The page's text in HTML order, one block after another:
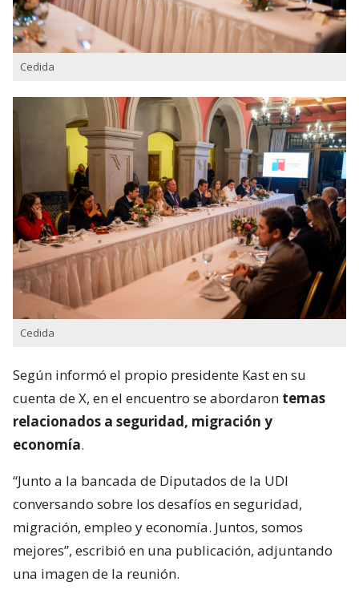
Cedida
Cedida
Según informó el propio presidente Kast en su
cuenta de X, en el encuentro se abordaron temas
relacionados a seguridad, migración y
economía.
“Junto a la bancada de Diputados de la UDI
conversando sobre los desafíos en seguridad,
migración, empleo y economía. Juntos, somos
mejores”, escribió en una publicación, adjuntando
una imagen de la reunión.